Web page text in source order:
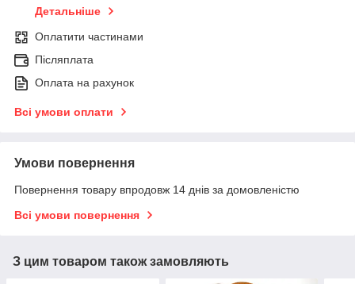
Детальніше
Оплатити частинами
Післяплата
Оплата на рахунок
Всі умови оплати
Умови повернення
Повернення товару впродовж 14 днів за домовленістю
Всі умови повернення
З цим товаром також замовляють